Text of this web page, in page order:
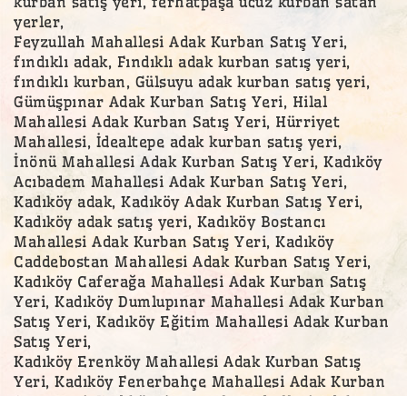
yerler,
Feyzullah Mahallesi Adak Kurban Satış Yeri,
fındıklı adak, Fındıklı adak kurban satış yeri,
fındıklı kurban, Gülsuyu adak kurban satış yeri,
Gümüşpınar Adak Kurban Satış Yeri, Hilal
Mahallesi Adak Kurban Satış Yeri, Hürriyet
Mahallesi, İdealtepe adak kurban satış yeri,
İnönü Mahallesi Adak Kurban Satış Yeri, Kadıköy
Acıbadem Mahallesi Adak Kurban Satış Yeri,
Kadıköy adak, Kadıköy Adak Kurban Satış Yeri,
Kadıköy adak satış yeri, Kadıköy Bostancı
Mahallesi Adak Kurban Satış Yeri, Kadıköy
Caddebostan Mahallesi Adak Kurban Satış Yeri,
Kadıköy Caferağa Mahallesi Adak Kurban Satış
Yeri, Kadıköy Dumlupınar Mahallesi Adak Kurban
Satış Yeri, Kadıköy Eğitim Mahallesi Adak Kurban
Satış Yeri,
Kadıköy Erenköy Mahallesi Adak Kurban Satış
Yeri, Kadıköy Fenerbahçe Mahallesi Adak Kurban